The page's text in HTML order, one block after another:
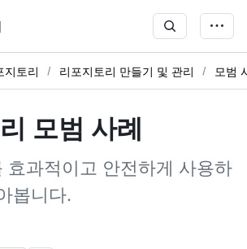
지토리 리포지토리 만들기 및 관리 모범
모범 사례
효과적이고 안전하게 사용하
봅니다.